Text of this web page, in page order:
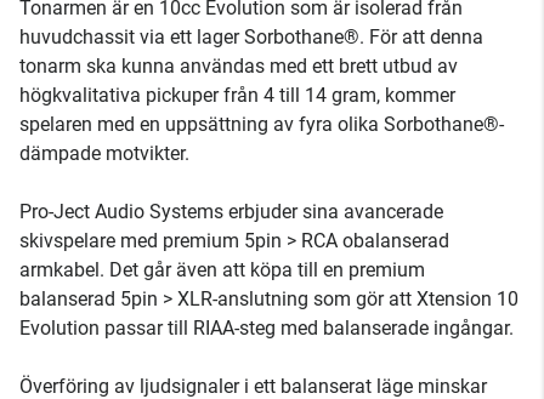
Tonarmen är en 10cc Evolution som är isolerad från
huvudchassit via ett lager Sorbothane®. För att denna
tonarm ska kunna användas med ett brett utbud av
högkvalitativa pickuper från 4 till 14 gram, kommer
spelaren med en uppsättning av fyra olika Sorbothane®-
dämpade motvikter.
Pro-Ject Audio Systems erbjuder sina avancerade
skivspelare med premium 5pin > RCA obalanserad
armkabel. Det går även att köpa till en premium
balanserad 5pin > XLR-anslutning som gör att Xtension 10
Evolution passar till RIAA-steg med balanserade ingångar.
Överföring av ljudsignaler i ett balanserat läge minskar